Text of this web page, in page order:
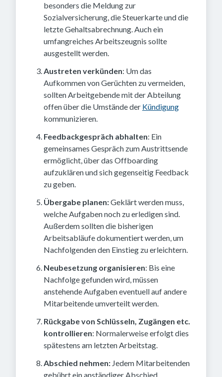
besonders die Meldung zur
Sozialversicherung, die Steuerkarte und die
letzte Gehaltsabrechnung. Auch ein
umfangreiches Arbeitszeugnis sollte
ausgestellt werden.
Austreten verkünden: Um das
Aufkommen von Gerüchten zu vermeiden,
sollten Arbeitgebende mit der Abteilung
offen über die Umstände der Kündigung
kommunizieren.
Feedbackgespräch abhalten: Ein
gemeinsames Gespräch zum Austrittsende
ermöglicht, über das Offboarding
aufzuklären und sich gegenseitig Feedback
zu geben.
Übergabe planen:Geklärt werden muss,
welche Aufgaben noch zu erledigen sind.
Außerdem sollten die bisherigen
Arbeitsabläufe dokumentiert werden, um
Nachfolgenden den Einstieg zu erleichtern.
Neubesetzung organisieren: Bis eine
Nachfolge gefunden wird, müssen
anstehende Aufgaben eventuell auf andere
Mitarbeitende umverteilt werden.
Rückgabe von Schlüsseln, Zugängen etc.
kontrollieren: Normalerweise erfolgt dies
spätestens am letzten Arbeitstag.
Abschied nehmen: Jedem Mitarbeitenden
gebührt ein anständiger Abschied,